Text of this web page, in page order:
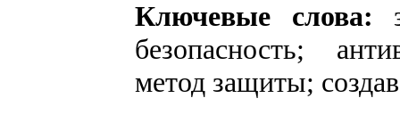
Ключевые слова:
безопасность;
метод защиты;